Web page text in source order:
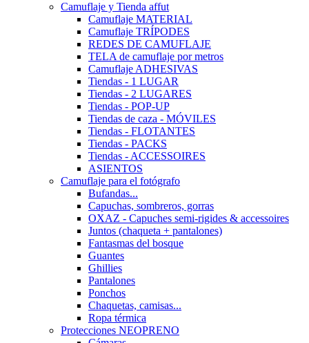
Camuflaje y Tienda affut
Camuflaje MATERIAL
Camuflaje TRÍPODES
REDES DE CAMUFLAJE
TELA de camuflaje por metros
Camuflaje ADHESIVAS
Tiendas - 1 LUGAR
Tiendas - 2 LUGARES
Tiendas - POP-UP
Tiendas de caza - MÓVILES
Tiendas - FLOTANTES
Tiendas - PACKS
Tiendas - ACCESSOIRES
ASIENTOS
Camuflaje para el fotógrafo
Bufandas...
Capuchas, sombreros, gorras
OXAZ - Capuches semi-rigides & accessoires
Juntos (chaqueta + pantalones)
Fantasmas del bosque
Guantes
Ghillies
Pantalones
Ponchos
Chaquetas, camisas...
Ropa térmica
Protecciones NEOPRENO